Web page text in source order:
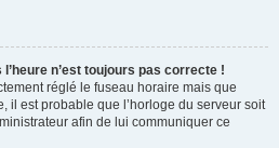
n’est toujours pas correcte !
réglé le fuseau horaire mais que
il est probable que l’horloge du serveur soit
afin de lui communiquer ce